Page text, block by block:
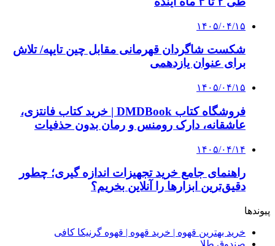
چرا انتخاب تامین‌کننده تجهیزات جوشکاری، کیفیت
پروژه را تعیین می‌کند؟
4 هفته پیش
از کجا تجهیزات ترافیکی باکیفیت بخریم؟ راهنمای
انتخاب بهترین فروشنده
۱۴۰۵/۰۴/۱۸
راه اندازی مرغداری؛ محاسبه هزینه، درآمد و سود با
طرح توجیهی
۱۴۰۵/۰۴/۱۵
فروشگاه کتاب DMDBook | خرید کتاب فانتزی،
عاشقانه، دارک رومنس و رمان بدون حذفیات
۱۴۰۵/۰۴/۱۴